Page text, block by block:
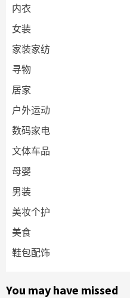
内衣
女装
家装家纺
寻物
居家
户外运动
数码家电
文体车品
母婴
男装
美妆个护
美食
鞋包配饰
You may have missed